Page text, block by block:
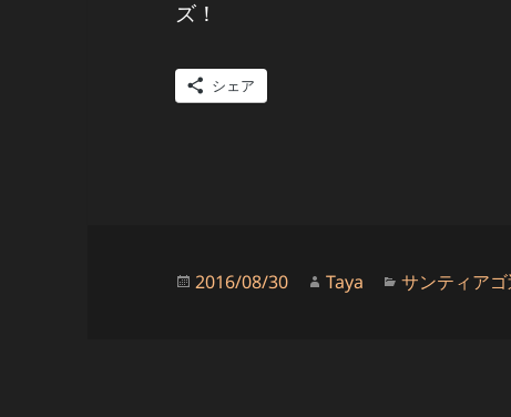
ズ！
シェア
投
2016/08/30
作
Taya
カ
サンティア